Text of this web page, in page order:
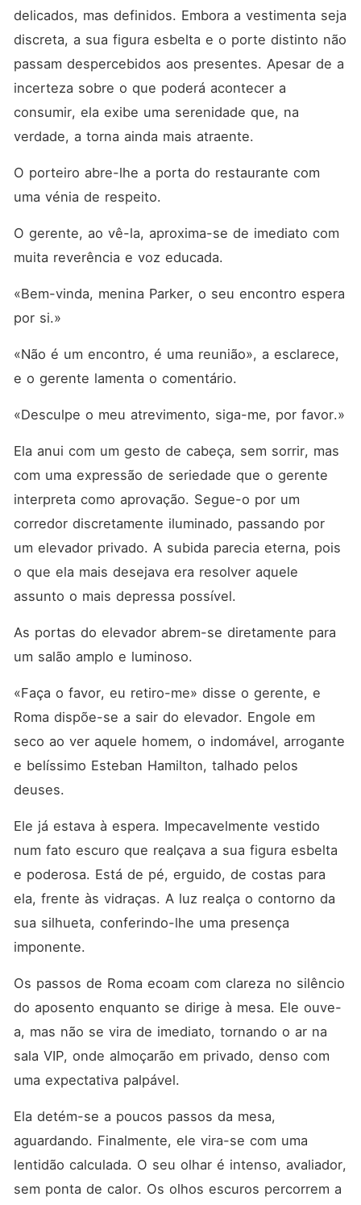
delicados, mas definidos. Embora a vestimenta seja
discreta, a sua figura esbelta e o porte distinto não
passam despercebidos aos presentes. Apesar de a
incerteza sobre o que poderá acontecer a
consumir, ela exibe uma serenidade que, na
verdade, a torna ainda mais atraente.
O porteiro abre-lhe a porta do restaurante com
uma vénia de respeito.
O gerente, ao vê-la, aproxima-se de imediato com
muita reverência e voz educada.
«Bem-vinda, menina Parker, o seu encontro espera
por si.»
«Não é um encontro, é uma reunião», a esclarece,
e o gerente lamenta o comentário.
«Desculpe o meu atrevimento, siga-me, por favor.»
Ela anui com um gesto de cabeça, sem sorrir, mas
com uma expressão de seriedade que o gerente
interpreta como aprovação. Segue-o por um
corredor discretamente iluminado, passando por
um elevador privado. A subida parecia eterna, pois
o que ela mais desejava era resolver aquele
assunto o mais depressa possível.
As portas do elevador abrem-se diretamente para
um salão amplo e luminoso.
«Faça o favor, eu retiro-me» disse o gerente, e
Roma dispõe-se a sair do elevador. Engole em
seco ao ver aquele homem, o indomável, arrogante
e belíssimo Esteban Hamilton, talhado pelos
deuses.
Ele já estava à espera. Impecavelmente vestido
num fato escuro que realçava a sua figura esbelta
e poderosa. Está de pé, erguido, de costas para
ela, frente às vidraças. A luz realça o contorno da
sua silhueta, conferindo-lhe uma presença
imponente.
Os passos de Roma ecoam com clareza no silêncio
do aposento enquanto se dirige à mesa. Ele ouve-
a, mas não se vira de imediato, tornando o ar na
sala VIP, onde almoçarão em privado, denso com
uma expectativa palpável.
Ela detém-se a poucos passos da mesa,
aguardando. Finalmente, ele vira-se com uma
lentidão calculada. O seu olhar é intenso, avaliador,
sem ponta de calor. Os olhos escuros percorrem a